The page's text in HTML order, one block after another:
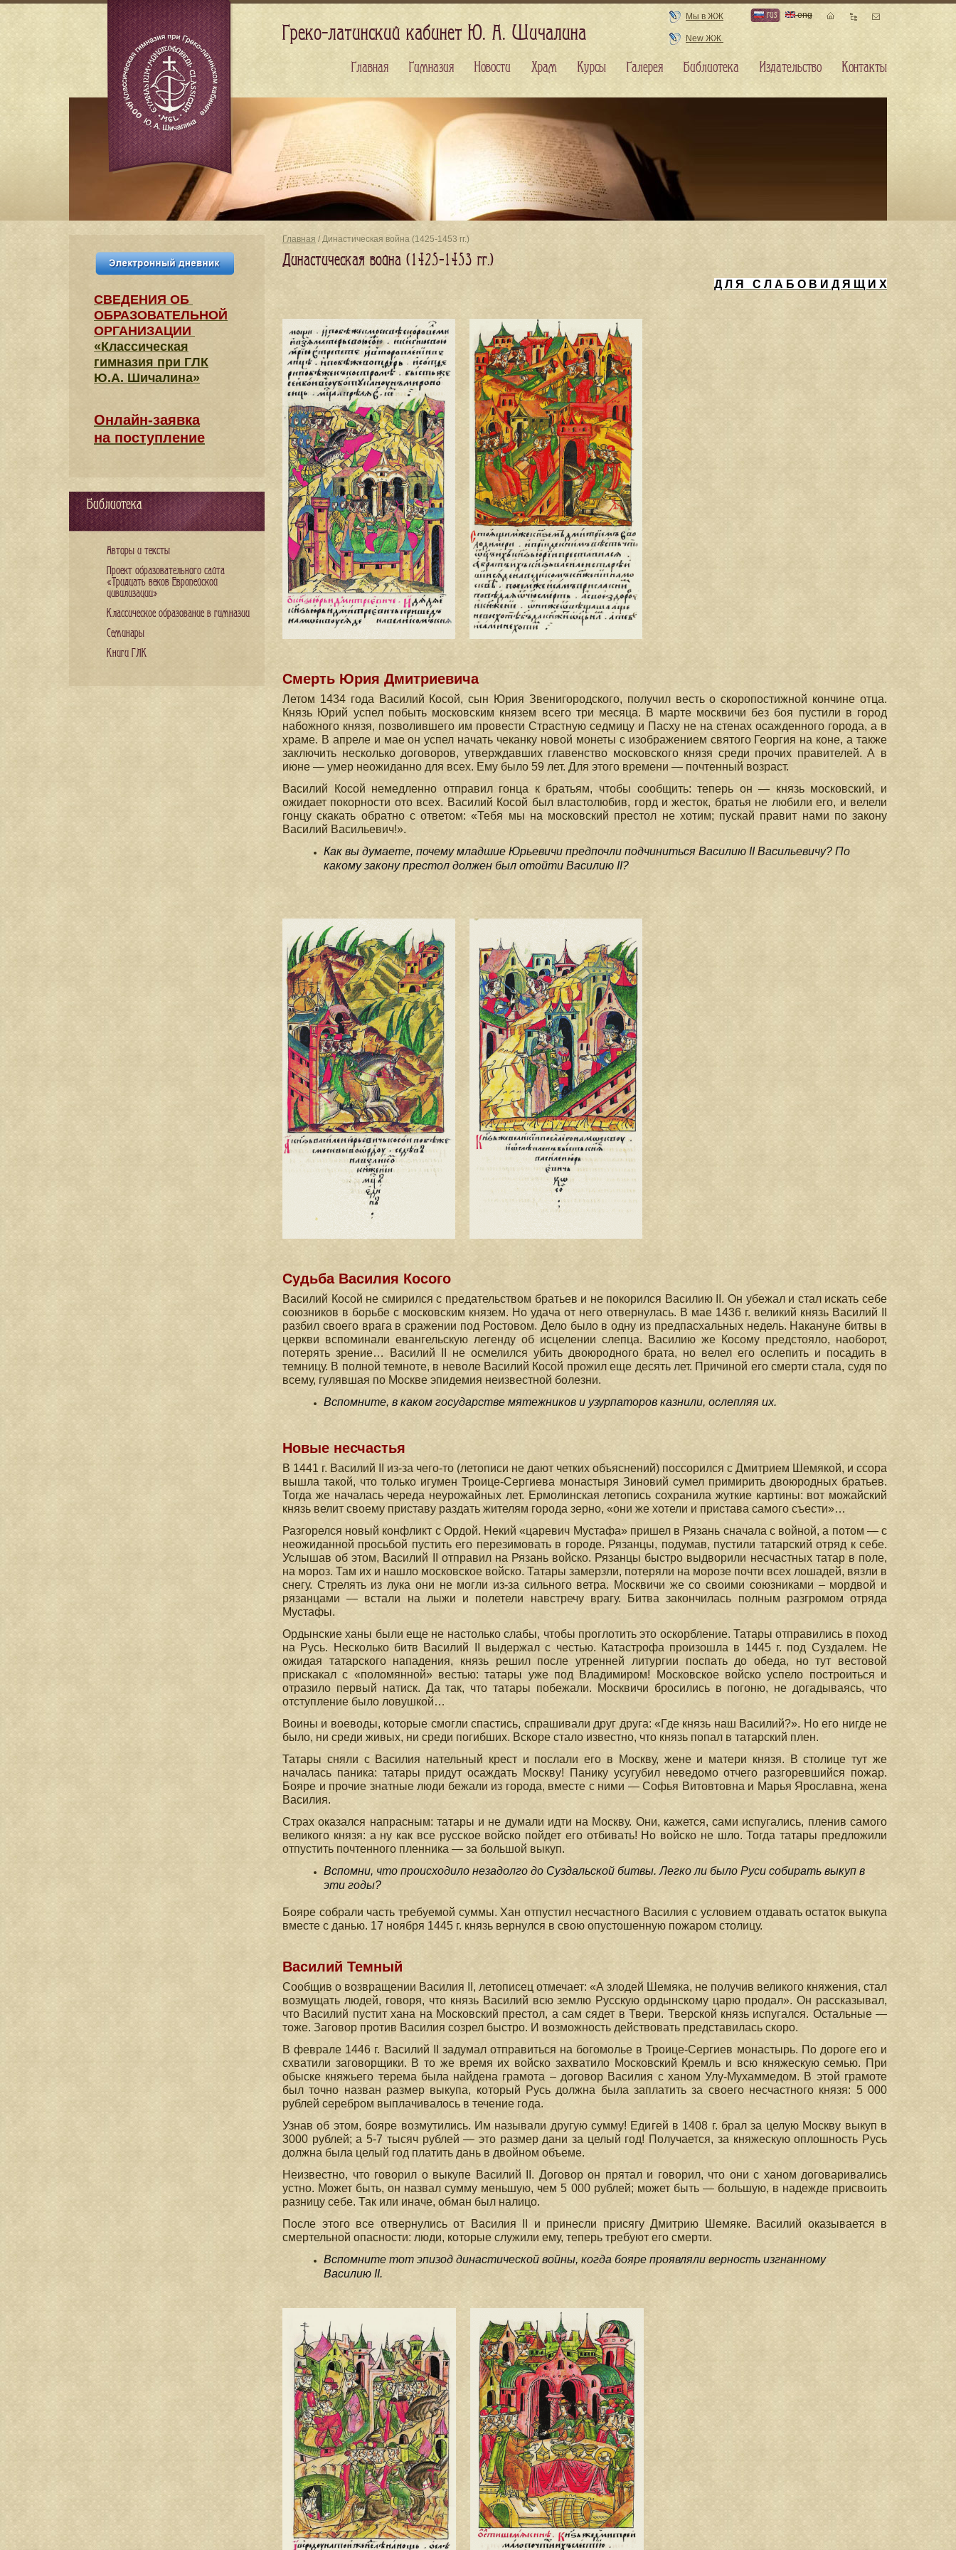
Главная / Династическая война (1425-1453 гг.)
Династическая война (1425-1453 гг.)
Д Л Я С Л А Б О В И Д Я Щ И Х
Смерть Юрия Дмитриевича
Летом 1434 года Василий Косой, сын Юрия Звенигородского, получил весть о скоропостижной кончине отца.
Князь Юрий успел побыть московским князем всего три месяца. В марте москвичи без боя пустили в город
набожного князя, позволившего им провести Страстную седмицу и Пасху не на стенах осажденного города, а в
храме. В апреле и мае он успел начать чеканку новой монеты с изображением святого Георгия на коне, а также
заключить несколько договоров, утверждавших главенство московского князя среди прочих правителей. А в
июне — умер неожиданно для всех. Ему было 59 лет. Для этого времени — почтенный возраст.
Василий Косой немедленно отправил гонца к братьям, чтобы сообщить: теперь он — князь московский, и
ожидает покорности ото всех. Василий Косой был властолюбив, горд и жесток, братья не любили его, и велели
гонцу скакать обратно с ответом: «Тебя мы на московский престол не хотим; пускай правит нами по закону
Василий Васильевич!».
Как вы думаете, почему младшие Юрьевичи предпочли подчиниться Василию II Васильевичу? По
какому закону престол должен был отойти Василию II?
Судьба Василия Косого
Василий Косой не смирился с предательством братьев и не покорился Василию II. Он убежал и стал искать себе
союзников в борьбе с московским князем. Но удача от него отвернулась. В мае 1436 г. великий князь Василий II
разбил своего врага в сражении под Ростовом. Дело было в одну из предпасхальных недель. Накануне битвы в
церкви вспоминали евангельскую легенду об исцелении слепца. Василию же Косому предстояло, наоборот,
потерять зрение… Василий II не осмелился убить двоюродного брата, но велел его ослепить и посадить в
темницу. В полной темноте, в неволе Василий Косой прожил еще десять лет. Причиной его смерти стала, судя по
всему, гулявшая по Москве эпидемия неизвестной болезни.
Вспомните, в каком государстве мятежников и узурпаторов казнили, ослепляя их.
Новые несчастья
В 1441 г. Василий II из-за чего-то (летописи не дают четких объяснений) поссорился с Дмитрием Шемякой, и ссора
вышла такой, что только игумен Троице-Сергиева монастыря Зиновий сумел примирить двоюродных братьев.
Тогда же началась череда неурожайных лет. Ермолинская летопись сохранила жуткие картины: вот можайский
князь велит своему приставу раздать жителям города зерно, «они же хотели и пристава самого съести»…
Разгорелся новый конфликт с Ордой. Некий «царевич Мустафа» пришел в Рязань сначала с войной, а потом — с
неожиданной просьбой пустить его перезимовать в городе. Рязанцы, подумав, пустили татарский отряд к себе.
Услышав об этом, Василий II отправил на Рязань войско. Рязанцы быстро выдворили несчастных татар в поле,
на мороз. Там их и нашло московское войско. Татары замерзли, потеряли на морозе почти всех лошадей, вязли в
снегу. Стрелять из лука они не могли из-за сильного ветра. Москвичи же со своими союзниками – мордвой и
рязанцами — встали на лыжи и полетели навстречу врагу. Битва закончилась полным разгромом отряда
Мустафы.
Ордынские ханы были еще не настолько слабы, чтобы проглотить это оскорбление. Татары отправились в поход
на Русь. Несколько битв Василий II выдержал с честью. Катастрофа произошла в 1445 г. под Суздалем. Не
ожидая татарского нападения, князь решил после утренней литургии поспать до обеда, но тут вестовой
прискакал с «поломянной» вестью: татары уже под Владимиром! Московское войско успело построиться и
отразило первый натиск. Да так, что татары побежали. Москвичи бросились в погоню, не догадываясь, что
отступление было ловушкой…
Воины и воеводы, которые смогли спастись, спрашивали друг друга: «Где князь наш Василий?». Но его нигде не
было, ни среди живых, ни среди погибших. Вскоре стало известно, что князь попал в татарский плен.
Татары сняли с Василия нательный крест и послали его в Москву, жене и матери князя. В столице тут же
началась паника: татары придут осаждать Москву! Панику усугубил неведомо отчего разгоревшийся пожар.
Бояре и прочие знатные люди бежали из города, вместе с ними — Софья Витовтовна и Марья Ярославна, жена
Василия.
Страх оказался напрасным: татары и не думали идти на Москву. Они, кажется, сами испугались, пленив самого
великого князя: а ну как все русское войско пойдет его отбивать! Но войско не шло. Тогда татары предложили
отпустить почтенного пленника — за большой выкуп.
Вспомни, что происходило незадолго до Суздальской битвы. Легко ли было Руси собирать выкуп в
эти годы?
Бояре собрали часть требуемой суммы. Хан отпустил несчастного Василия с условием отдавать остаток выкупа
вместе с данью. 17 ноября 1445 г. князь вернулся в свою опустошенную пожаром столицу.
Василий Темный
Сообщив о возвращении Василия II, летописец отмечает: «А злодей Шемяка, не получив великого княжения, стал
возмущать людей, говоря, что князь Василий всю землю Русскую ордынскому царю продал». Он рассказывал,
что Василий пустит хана на Московский престол, а сам сядет в Твери. Тверской князь испугался. Остальные —
тоже. Заговор против Василия созрел быстро. И возможность действовать представилась скоро.
В феврале 1446 г. Василий II задумал отправиться на богомолье в Троице-Сергиев монастырь. По дороге его и
схватили заговорщики. В то же время их войско захватило Московский Кремль и всю княжескую семью. При
обыске княжьего терема была найдена грамота – договор Василия с ханом Улу-Мухаммедом. В этой грамоте
был точно назван размер выкупа, который Русь должна была заплатить за своего несчастного князя: 5 000
рублей серебром выплачивалось в течение года.
Узнав об этом, бояре возмутились. Им называли другую сумму! Едигей в 1408 г. брал за целую Москву выкуп в
3000 рублей; а 5-7 тысяч рублей — это размер дани за целый год! Получается, за княжескую оплошность Русь
должна была целый год платить дань в двойном объеме.
Неизвестно, что говорил о выкупе Василий II. Договор он прятал и говорил, что они с ханом договаривались
устно. Может быть, он назвал сумму меньшую, чем 5 000 рублей; может быть — большую, в надежде присвоить
разницу себе. Так или иначе, обман был налицо.
После этого все отвернулись от Василия II и принесли присягу Дмитрию Шемяке. Василий оказывается в
смертельной опасности: люди, которые служили ему, теперь требуют его смерти.
Вспомните тот эпизод династической войны, когда бояре проявляли верность изгнанному
Василию II.
СВЕДЕНИЯ​ ОБ
ОБРАЗОВАТЕЛЬНОЙ
ОРГАНИЗАЦИИ
«Классическая
гимназия при ГЛК
Ю.А. Шичалина»
Онлайн-заявка
на поступление
Библиотека
Авторы и тексты
Проект образовательного сайта
«Тридцать веков Европейской
цивилизации»
Классическое образование в гимназии
Семинары
Книги ГЛК
Греко-латинский кабинет Ю. А. Шичалина
Мы в ЖЖ
New ЖЖ
rus eng
Главная Гимназия Новости Храм Курсы Галерея Библиотека Издательство Контакты